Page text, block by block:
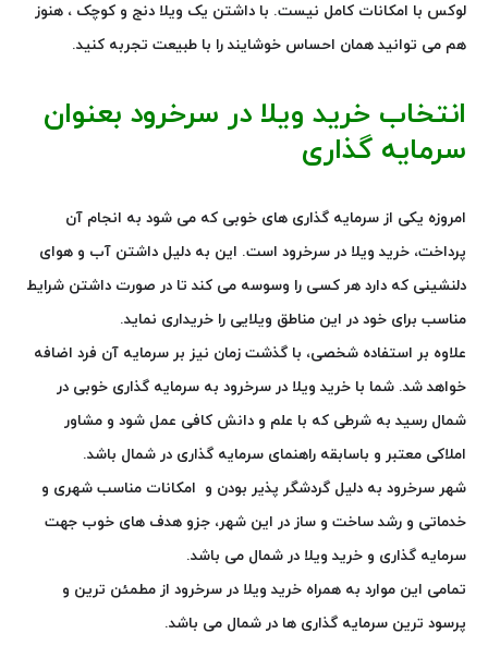
لوکس با امکانات کامل نیست. با داشتن یک ویلا دنج و کوچک ، هنوز
هم می توانید همان احساس خوشایند را با طبیعت تجربه کنید.
انتخاب خرید ویلا در سرخرود بعنوان
سرمایه گذاری
امروزه یکی از سرمایه گذاری های خوبی که می شود به انجام آن
پرداخت، خرید ویلا در سرخرود است. این به دلیل داشتن آب و هوای
دلنشینی که دارد هر کسی را وسوسه می کند تا در صورت داشتن شرایط
مناسب برای خود در این مناطق ویلایی را خریداری نماید.
علاوه بر استفاده شخصی، با گذشت زمان نیز بر سرمایه آن فرد اضافه
خواهد شد. شما با خرید ویلا در سرخرود به سرمایه گذاری خوبی در
شمال رسید به شرطی که با علم و دانش کافی عمل شود و مشاور
املاکی معتبر و باسابقه راهنمای سرمایه گذاری در شمال باشد.
شهر سرخرود به دلیل گردشگر پذیر بودن و امکانات مناسب شهری و
خدماتی و رشد ساخت و ساز در این شهر، جزو هدف های خوب جهت
سرمایه گذاری و خرید ویلا در شمال می باشد.
تمامی این موارد به همراه خرید ویلا در سرخرود از مطمئن ترین و
پرسود ترین سرمایه گذاری ها در شمال می باشد.